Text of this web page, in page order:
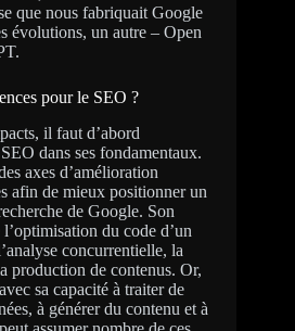
que nous fabriquait Google
évolutions, un autre – Open
pour le SEO ?
il faut d’abord
dans ses fondamentaux.
axes d’amélioration
afin de mieux positionner un
de Google. Son
du code d’un
concurrentielle, la
production de contenus. Or,
sa capacité à traiter de
à générer du contenu et à